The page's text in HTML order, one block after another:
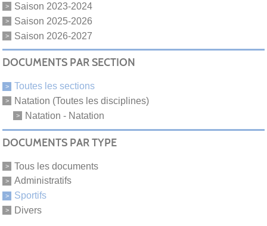
Saison 2023-2024
Saison 2025-2026
Saison 2026-2027
DOCUMENTS PAR SECTION
Toutes les sections
Natation (Toutes les disciplines)
Natation - Natation
DOCUMENTS PAR TYPE
Tous les documents
Administratifs
Sportifs
Divers